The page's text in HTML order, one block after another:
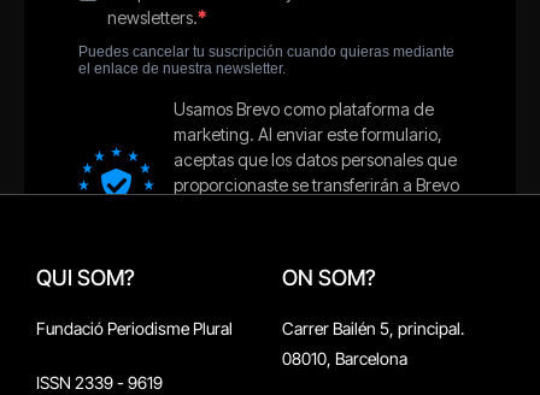
QUI SOM?
Fundació Periodisme Plural
ISSN 2339 - 9619
ON SOM?
Carrer Bailén 5, principal.
08010, Barcelona